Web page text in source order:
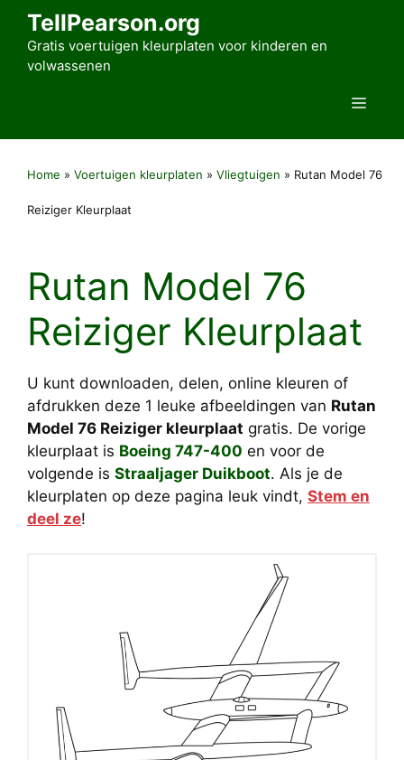
TellPearson.org
Gratis voertuigen kleurplaten voor kinderen en
volwassenen
Menu
Home » Voertuigen kleurplaten » Vliegtuigen » Rutan Model 76
Reiziger Kleurplaat
Rutan Model 76
Reiziger Kleurplaat
U kunt downloaden, delen, online kleuren of
afdrukken deze 1 leuke afbeeldingen van Rutan
Model 76 Reiziger kleurplaat gratis. De vorige
kleurplaat is Boeing 747-400 en voor de
volgende is Straaljager Duikboot. Als je de
kleurplaten op deze pagina leuk vindt, Stem en
deel ze!